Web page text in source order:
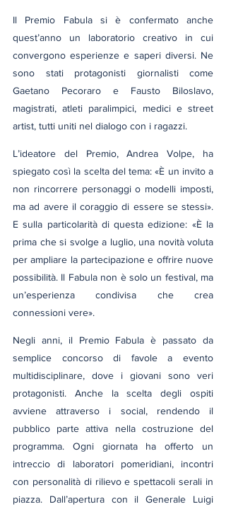
Il Premio Fabula si è confermato anche
quest’anno un laboratorio creativo in cui
convergono esperienze e saperi diversi. Ne
sono stati protagonisti giornalisti come
Gaetano Pecoraro e Fausto Biloslavo,
magistrati, atleti paralimpici, medici e street
artist, tutti uniti nel dialogo con i ragazzi.
L’ideatore del Premio, Andrea Volpe, ha
spiegato così la scelta del tema: «È un invito a
non rincorrere personaggi o modelli imposti,
ma ad avere il coraggio di essere se stessi».
E sulla particolarità di questa edizione: «È la
prima che si svolge a luglio, una novità voluta
per ampliare la partecipazione e offrire nuove
possibilità. Il Fabula non è solo un festival, ma
un’esperienza condivisa che crea
connessioni vere».
Negli anni, il Premio Fabula è passato da
semplice concorso di favole a evento
multidisciplinare, dove i giovani sono veri
protagonisti. Anche la scelta degli ospiti
avviene attraverso i social, rendendo il
pubblico parte attiva nella costruzione del
programma. Ogni giornata ha offerto un
intreccio di laboratori pomeridiani, incontri
con personalità di rilievo e spettacoli serali in
piazza. Dall’apertura con il Generale Luigi